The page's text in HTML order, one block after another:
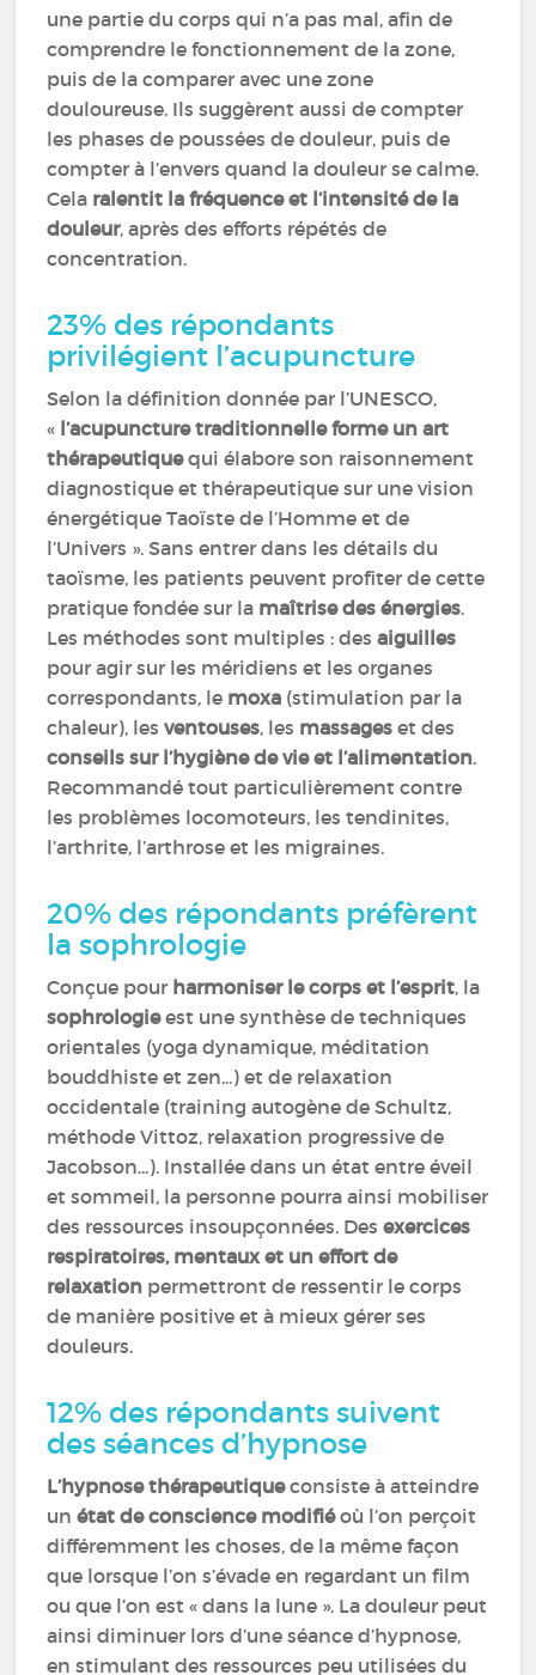
une partie du corps qui n’a pas mal, afin de
comprendre le fonctionnement de la zone,
puis de la comparer avec une zone
douloureuse. Ils suggèrent aussi de compter
les phases de poussées de douleur, puis de
compter à l’envers quand la douleur se calme.
Cela ralentit la fréquence et l’intensité de la
douleur, après des efforts répétés de
concentration.
23% des répondants
privilégient l’acupuncture
Selon la définition donnée par l’UNESCO,
« l’acupuncture traditionnelle forme un art
thérapeutiquequi élabore son raisonnement
diagnostique et thérapeutique sur une vision
énergétique Taoïste de l’Homme et de
l’Univers ». Sans entrer dans les détails du
taoïsme, les patients peuvent profiter de cette
pratique fondée sur la maîtrise des énergies.
Les méthodes sont multiples : desaiguilles
pour agir sur les méridiens et les organes
correspondants, le moxa (stimulation par la
chaleur), lesventouses, les massages et des
conseils sur l’hygiène de vie et l’alimentation.
Recommandé tout particulièrement contre
les problèmes locomoteurs, les tendinites,
l’arthrite, l’arthrose et les migraines.
20% des répondants préfèrent
la sophrologie
Conçue pour harmoniser le corps et l’esprit, la
sophrologieest une synthèse de techniques
orientales (yoga dynamique, méditation
bouddhiste et zen...) et de relaxation
occidentale (training autogène de Schultz,
méthode Vittoz, relaxation progressive de
Jacobson...). Installée dans un état entre éveil
et sommeil, la personne pourra ainsi mobiliser
des ressources insoupçonnées. Desexercices
respiratoires, mentaux et un effort de
relaxation permettront de ressentir le corps
de manière positive et à mieux gérer ses
douleurs.
12% des répondants suivent
des séances d’hypnose
L’hypnose thérapeutiqueconsiste à atteindre
unétat de conscience modifiéoù l’on perçoit
différemment les choses, de la même façon
que lorsque l’on s’évade en regardant un film
ou que l’on est « dans la lune ». La douleur peut
ainsi diminuer lors d’une séance d’hypnose,
en stimulant des ressources peu utilisées du